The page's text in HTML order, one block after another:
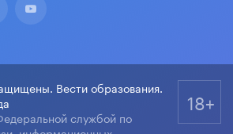
Вести образования.
службой по
18+